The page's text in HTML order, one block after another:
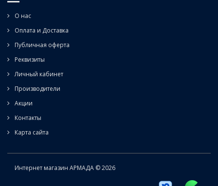
О нас
Оплата и Доставка
Публичная оферта
Реквизиты
Личный кабинет
Производители
Акции
Контакты
Карта сайта
Интернет магазин АРМАДА © 2026